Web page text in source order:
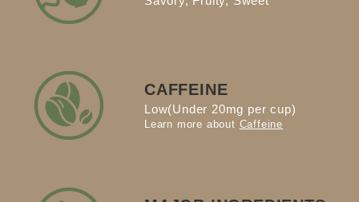
CAFFEINE
Low(Under 20mg per cup)
Learn more about Caffeine